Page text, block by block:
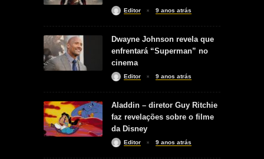
Editor 9 anos atrás
Dwayne Johnson revela que
enfrentará “Superman” no
cinema
Editor 9 anos atrás
Aladdin – diretor Guy Ritchie
faz revelações sobre o filme
da Disney
Editor 9 anos atrás